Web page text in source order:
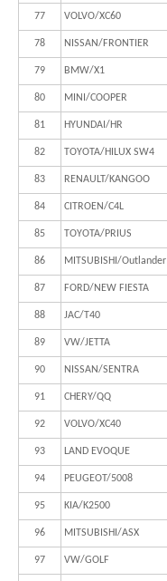
77 VOLVO/XC60
78 NISSAN/FRONTIER
79 BMW/X1
80 MINI/COOPER
81 HYUNDAI/HR
82 TOYOTA/HILUX SW4
83 RENAULT/KANGOO
84 CITROEN/C4L
85 TOYOTA/PRIUS
86 MITSUBISHI/Outlander
87 FORD/NEW FIESTA
88 JAC/T40
89 VW/JETTA
90 NISSAN/SENTRA
91 CHERY/QQ
92 VOLVO/XC40
93 LAND EVOQUE
94 PEUGEOT/5008
95 KIA/K2500
96 MITSUBISHI/ASX
97 VW/GOLF